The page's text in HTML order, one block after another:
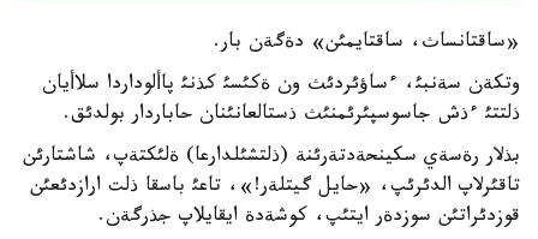
«ساقتانساث، ساقتايمئن» دةگةن بار.
وتكةن سةنبئ، ءساؤئردئث ون ةكئسئ كذنئ پاألوداردا سلاأيان
ذلتتئ ءذش جاسوسپئرئمنئث ذستالعانئنان حاباردار بولدئق.
بذلار رةسةي سكينحةدتةرئنة (ذلتشئلدارعا) ةلئكتةپ، شاشتارئن
تاقئرلاپ الدئرئپ، «حايل گيتلةر!»، تاعئ باسقا ذلت ارازدئعئن
قوزدئراتئن سوزدةر ايتئپ، كوشةدة ايقايلاپ جذرگةن.